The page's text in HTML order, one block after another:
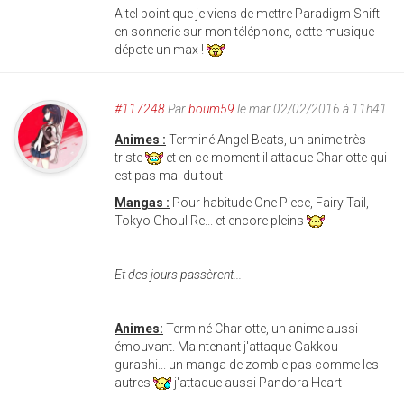
A tel point que je viens de mettre Paradigm Shift
en sonnerie sur mon téléphone, cette musique
dépote un max !
#117248Parboum59 le mar 02/02/2016 à 11h41
Animes : Terminé Angel Beats, un anime très
triste
et en ce moment il attaque Charlotte qui
est pas mal du tout
Mangas : Pour habitude One Piece, Fairy Tail,
Tokyo Ghoul Re... et encore pleins
Et des jours passèrent...
Animes: Terminé Charlotte, un anime aussi
émouvant. Maintenant j'attaque Gakkou
gurashi... un manga de zombie pas comme les
autres
j'attaque aussi Pandora Heart